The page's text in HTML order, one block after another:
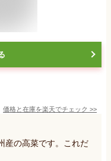
価格と在庫を楽天でチェック >>
産の高菜です。これだ